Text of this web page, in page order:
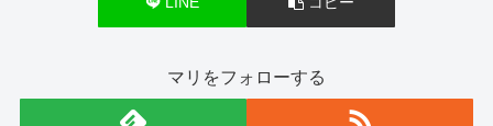
マリをフォローする